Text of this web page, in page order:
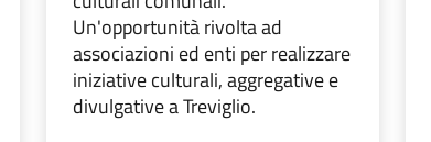
Un'opportunità rivolta ad
associazioni ed enti per realizzare
iniziative culturali, aggregative e
divulgative a Treviglio.